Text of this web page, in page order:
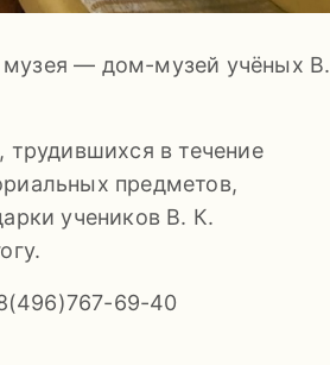
музея — дом-музей учёных В.
в течение
предметов,
учеников В. К.
69-40